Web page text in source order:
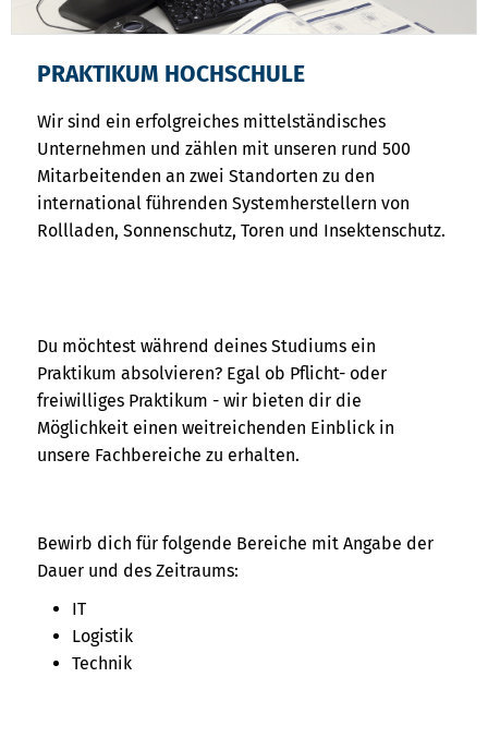
PRAKTIKUM HOCHSCHULE
Wir sind ein erfolgreiches mittelständisches
Unternehmen und zählen mit unseren rund 500
Mitarbeitenden an zwei Standorten zu den
international führenden Systemherstellern von
Rollladen, Sonnenschutz, Toren und Insektenschutz.
Du möchtest während deines Studiums ein
Praktikum absolvieren? Egal ob Pflicht- oder
freiwilliges Praktikum - wir bieten dir die
Möglichkeit einen weitreichenden Einblick in
unsere Fachbereiche zu erhalten.
Bewirb dich für folgende Bereiche mit Angabe der
Dauer und des Zeitraums:
IT
Logistik
Technik